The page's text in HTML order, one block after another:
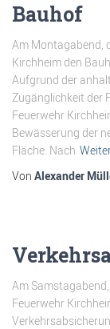
Bauhof
Am Montagabend,
Kirchheim den
Aufgrund der
Zugänglichkeit der
Feuerwehr
Bewässerung der
Fläche. Nach
Von Alexander
Am
Feuerwehr